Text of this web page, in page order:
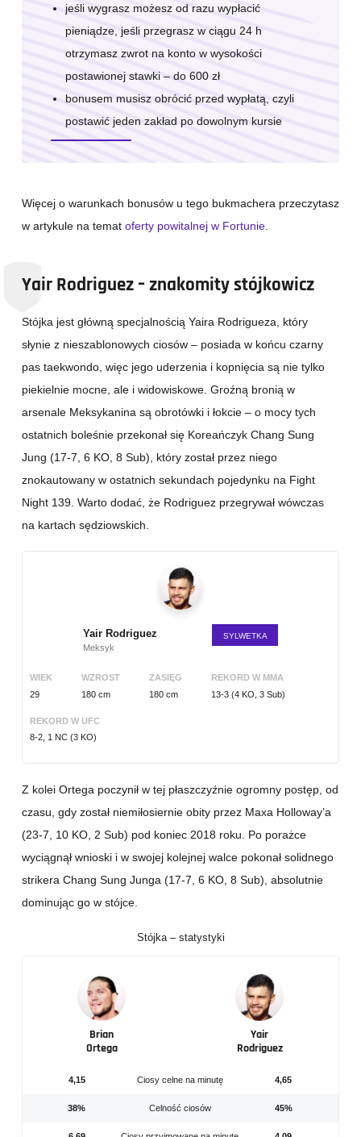
jeśli wygrasz możesz od razu wypłacić
pieniądze, jeśli przegrasz w ciągu 24 h
otrzymasz zwrot na konto w wysokości
postawionej stawki – do 600 zł
bonusem musisz obrócić przed wypłatą, czyli
postawić jeden zakład po dowolnym kursie
Więcej o warunkach bonusów u tego bukmachera przeczytasz
w artykule na temat oferty powitalnej w Fortunie
Yair Rodriguez – znakomity stójkowicz
Stójka jest główną specjalnością Yaira Rodrigueza, który
słynie z nieszablonowych ciosów – posiada w końcu czarny
pas taekwondo, więc jego uderzenia i kopnięcia są nie tylko
piekielnie mocne, ale i widowiskowe. Groźną bronią w
arsenale Meksykanina są obrotówki i łokcie – o mocy tych
ostatnich boleśnie przekonał się Koreańczyk Chang Sung
Jung (17-7, 6 KO, 8 Sub), który został przez niego
znokautowany w ostatnich sekundach pojedynku na Fight
Night 139. Warto dodać, że Rodriguez przegrywał wówczas
na kartach sędziowskich.
Yair Rodriguez
Meksyk
SYLWETKA
WIEK
29
WZROST
180 cm
ZASIĘG
180 cm
REKORD W MMA
13-3 (4 KO, 3 Sub)
REKORD W UFC
8-2, 1 NC (3 KO)
Z kolei Ortega poczynił w tej płaszczyźnie ogromny postęp, od
czasu, gdy został niemiłosiernie obity przez Maxa Holloway’a
(23-7, 10 KO, 2 Sub) pod koniec 2018 roku. Po porażce
wyciągnął wnioski i w swojej kolejnej walce pokonał solidnego
strikera Chang Sung Junga (17-7, 6 KO, 8 Sub), absolutnie
dominując go w stójce.
Stójka – statystyki
Brian
Ortega
Yair
Rodriguez
4,15 Ciosy celne na minutę 4,65
38% Celność ciosów 45%